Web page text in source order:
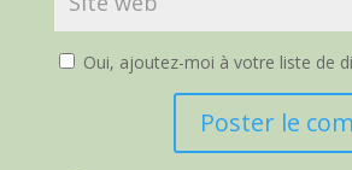
Oui, ajoutez-moi à votre liste de